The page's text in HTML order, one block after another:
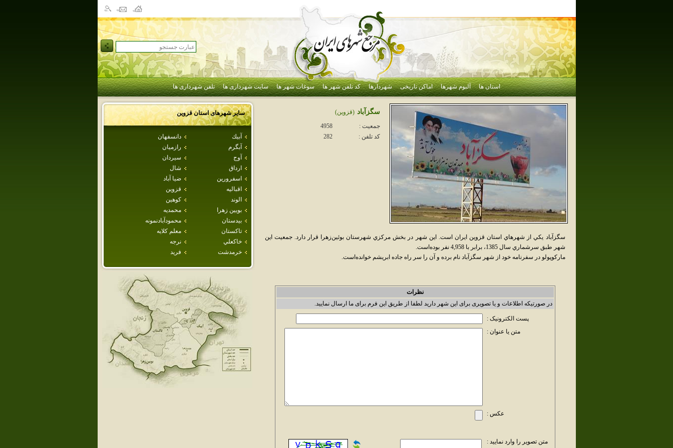
استان ها آلبوم شهرها اماکن تاریخی شهردارها کد تلفن شهر ها سوغات شهر ها سایت شهرداری ها تلفن شهرداری ها
سایر شهرهای استانقزوين
آبيك
دانسفهان
آبگرم
رازميان
آوج
سيردان
ارداق
شال
اسفرورين
ضيا آباد
اقباليه
قزوين
الوند
كوهين
بويين زهرا
محمديه
بيدستان
محمودآبادنمونه
تاكستان
معلم كلايه
خاكعلي
نرجه
خرمدشت
فريد
سگزآباد (قزوين)
جمعیت :
4958
کد تلفن :
282
سگزآباد يکي از شهرهاي استان قزوين ايران است. اين شهر در بخش مرکزي شهرستان بوئين‌زهرا قرار دارد. جمعيت اين
شهر طبق سرشماري سال 1385، برابر با 4,958 نفر بوده‌است.
مارکوپولو در سفرنامه خود از شهر سگزآباد نام برده و آن را سر راه جاده ابريشم خوانده‌است.
نظرات
در صورتیکه اطلاعات و یا تصویری برای این شهر دارید لطفا از طریق این فرم برای ما ارسال نمایید.
پست الکترونیک :
متن یا عنوان :
عکس :
متن تصویر را وارد نمایید :